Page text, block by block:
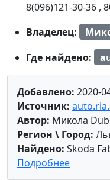
8(096)121-30-36 ,
Владелец:
Где найдено:
Добавлено: 2020-
Источник:
Автор: Микола
Регион \ Город:
Найдено: Skoda
Подробнее